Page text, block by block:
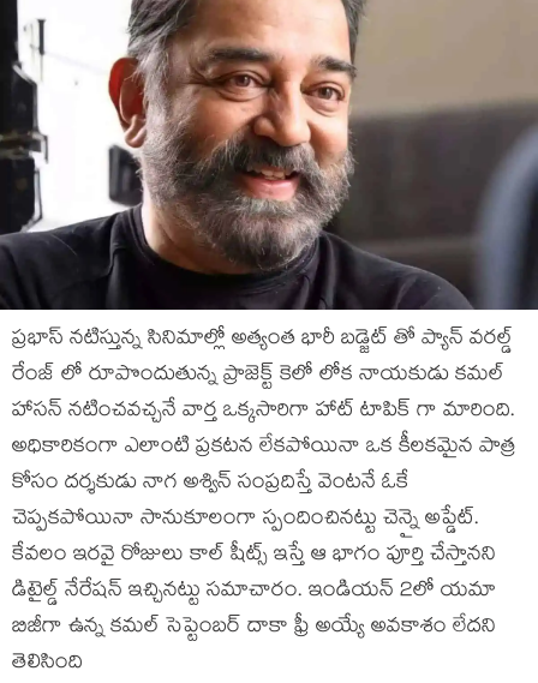
ప్రభాస్ నటిస్తున్న సినిమాల్లో అత్యంత భారీ బడ్జెట్ తో ప్యాన్ వరల్డ్
రేంజ్ లో రూపొందుతున్న ప్రాజెక్ట్ కెలో లోక నాయకుడు కమల్
హాసన్ నటించవచ్చనే వార్త ఒక్కసారిగా హాట్ టాపిక్ గా మారింది.
అధికారికంగా ఎలాంటి ప్రకటన లేకపోయినా ఒక కీలకమైన పాత్ర
కోసం దర్శకుడు నాగ అశ్విన్ సంప్రదిస్తే వెంటనే ఓకే
చెప్పకపోయినా సానుకూలంగా స్పందించినట్టు చెన్నై అప్డేట్.
కేవలం ఇరవై రోజులు కాల్ షీట్స్ ఇస్తే ఆ భాగం పూర్తి చేస్తానని
డిటైల్డ్ నేరేషన్ ఇచ్చినట్టు సమాచారం. ఇండియన్ 2లో యమా
బిజీగా ఉన్న కమల్ సెప్టెంబర్ దాకా ఫ్రీ అయ్యే అవకాశం లేదని
తెలిసింది